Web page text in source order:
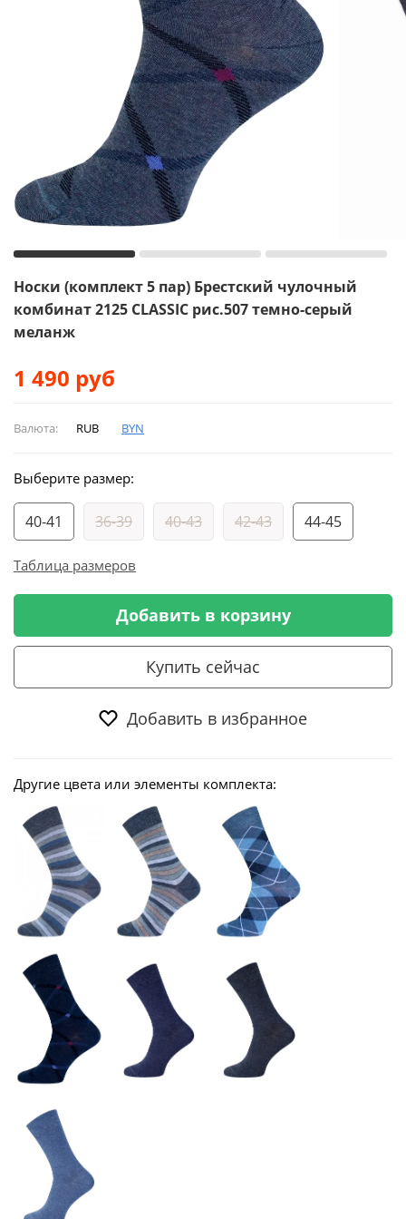
Носки (комплект 5 пар) Брестский чулочный
комбинат 2125 CLASSIC рис.507 темно-серый
меланж
1 490 руб
Валюта: RUB BYN
Выберите размер:
40-41 36-39 40-43 42-43 44-45
Таблица размеров
Добавить в корзину
Купить сейчас
Добавить в избранное
Другие цвета или элементы комплекта: